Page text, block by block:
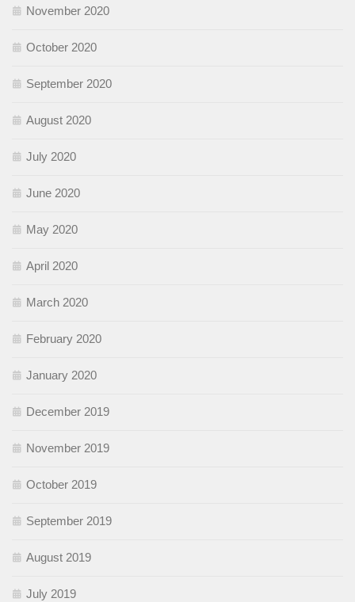
November 2020
October 2020
September 2020
August 2020
July 2020
June 2020
May 2020
April 2020
March 2020
February 2020
January 2020
December 2019
November 2019
October 2019
September 2019
August 2019
July 2019